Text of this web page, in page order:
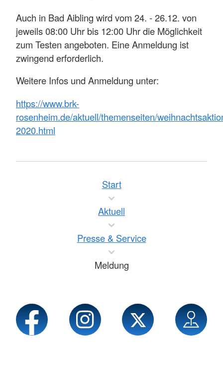
Auch in Bad Aibling wird vom 24. - 26.12. von
jeweils 08:00 Uhr bis 12:00 Uhr die Möglichkeit
zum Testen angeboten. Eine Anmeldung ist
zwingend erforderlich.
Weitere Infos und Anmeldung unter:
https://www.brk-
rosenheim.de/aktuell/themenseiten/
2020.html
Start
Aktuell
Presse & Service
Meldung